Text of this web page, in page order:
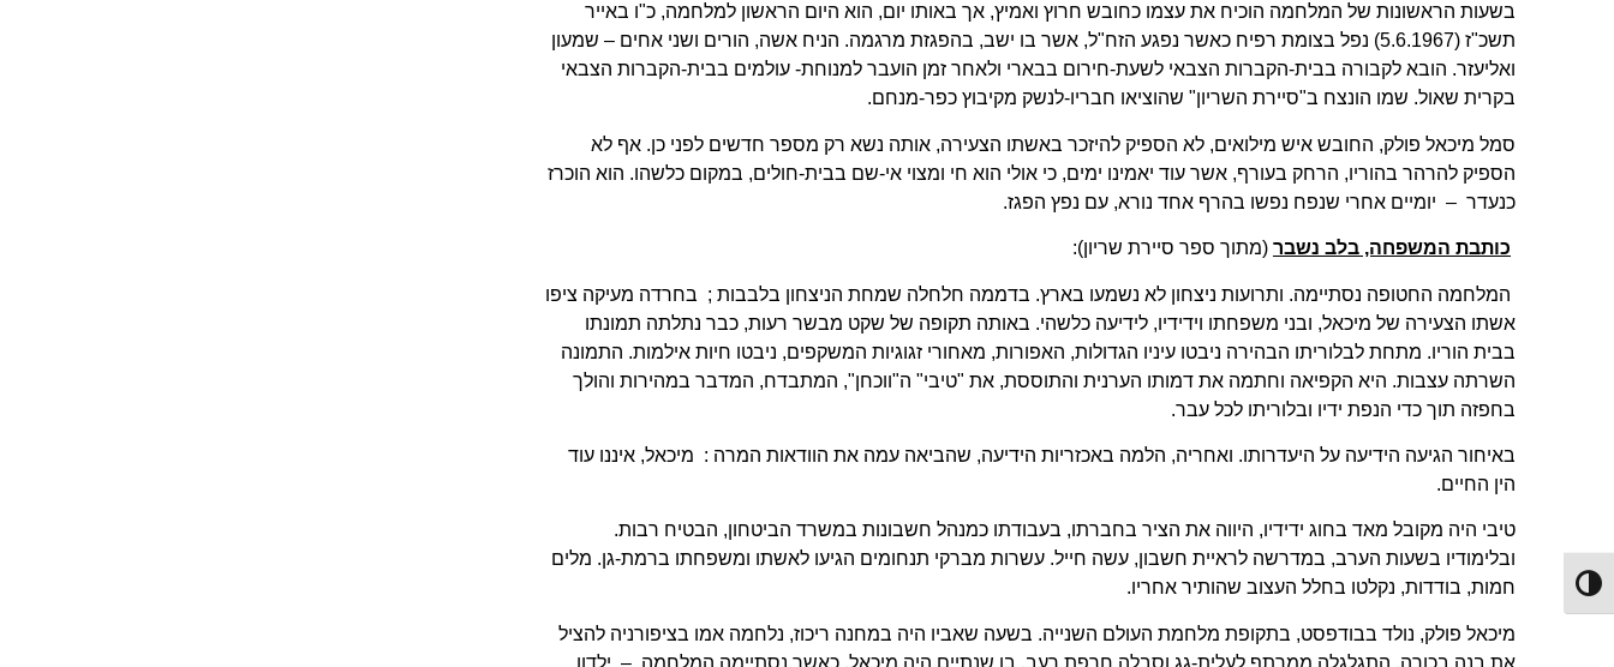
Toggle High Contrast
בשעות הראשונות של המלחמה הוכיח את עצמו כחובש חרוץ ואמיץ, אך באותו יום, הוא היום הראשון למלחמה, כ"ו באייר
תשכ"ז (5.6.1967) נפל בצומת רפיח כאשר נפגע הזח"ל, אשר בו ישב, בהפגזת מרגמה. הניח אשה, הורים ושני אחים – שמעון
ואליעזר. הובא לקבורה בבית-הקברות הצבאי לשעת-חירום בבארי ולאחר זמן הועבר למנוחת- עולמים בבית-הקברות הצבאי
בקרית שאול. שמו הונצח ב"סיירת השריון" שהוציאו חבריו-לנשק מקיבוץ כפר-מנחם.
סמל מיכאל פולק, החובש איש מילואים, לא הספיק להיזכר באשתו הצעירה, אותה נשא רק מספר חדשים לפני כן. אף לא
הספיק להרהר בהוריו, הרחק בעורף, אשר עוד יאמינו ימים, כי אולי הוא חי ומצוי אי-שם בבית-חולים, במקום כלשהו. הוא הוכרז
כנעדר – יומיים אחרי שנפח נפשו בהרף אחד נורא, עם נפץ הפגז.
כותבת המשפחה, בלב נשבר (מתוך ספר סיירת שריון):
המלחמה החטופה נסתיימה. ותרועות ניצחון לא נשמעו בארץ. בדממה חלחלה שמחת הניצחון בלבבות ; בחרדה מעיקה ציפו
אשתו הצעירה של מיכאל, ובני משפחתו וידידיו, לידיעה כלשהי. באותה תקופה של שקט מבשר רעות, כבר נתלתה תמונתו
בבית הוריו. מתחת לבלוריתו הבהירה ניבטו עיניו הגדולות, האפורות, מאחורי זגוגיות המשקפים, ניבטו חיות אילמות. התמונה
השרתה עצבות. היא הקפיאה וחתמה את דמותו הערנית והתוססת, את "טיבי" ה"ווכחן", המתבדח, המדבר במהירות והולך
בחפזה תוך כדי הנפת ידיו ובלוריתו לכל עבר.
באיחור הגיעה הידיעה על היעדרותו. ואחריה, הלמה באכזריות הידיעה, שהביאה עמה את הוודאות המרה : מיכאל, איננו עוד
הין החיים.
טיבי היה מקובל מאד בחוג ידידיו, היווה את הציר בחברתו, בעבודתו כמנהל חשבונות במשרד הביטחון, הבטיח רבות.
ובלימודיו בשעות הערב, במדרשה לראיית חשבון, עשה חייל. עשרות מברקי תנחומים הגיעו לאשתו ומשפחתו ברמת-גן. מלים
חמות, בודדות, נקלטו בחלל העצוב שהותיר אחריו.
מיכאל פולק, נולד בבודפסט, בתקופת מלחמת העולם השנייה. בשעה שאביו היה במחנה ריכוז, נלחמה אמו בציפורניה להציל
את בנה בכורה. התגלגלה ממרתף לעלית-גג וסבלה חרפת רעב. בן שנתיים היה מיכאל, כאשר נסתיימה המלחמה – ילדון